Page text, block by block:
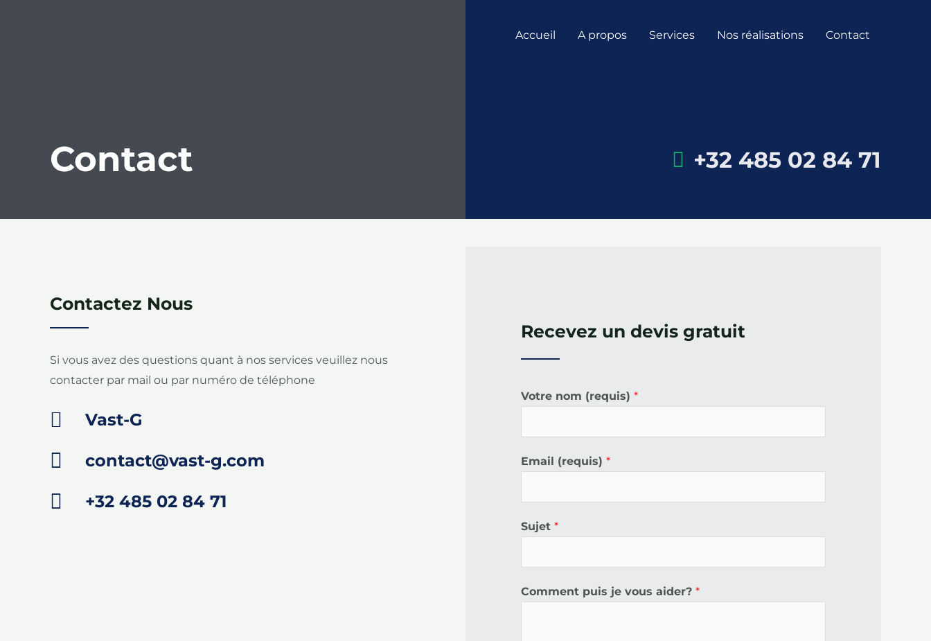
Accueil A propos Services Nos réalisations Contact
Contact +32 485 02 84 71
Contactez Nous
Si vous avez des questions quant à nos services veuillez nous
contacter par mail ou par numéro de téléphone
Vast-G
contact@vast-g.com
+32 485 02 84 71
Recevez un devis gratuit
Votre nom (requis) *
Email (requis) *
Sujet *
Comment puis je vous aider? *